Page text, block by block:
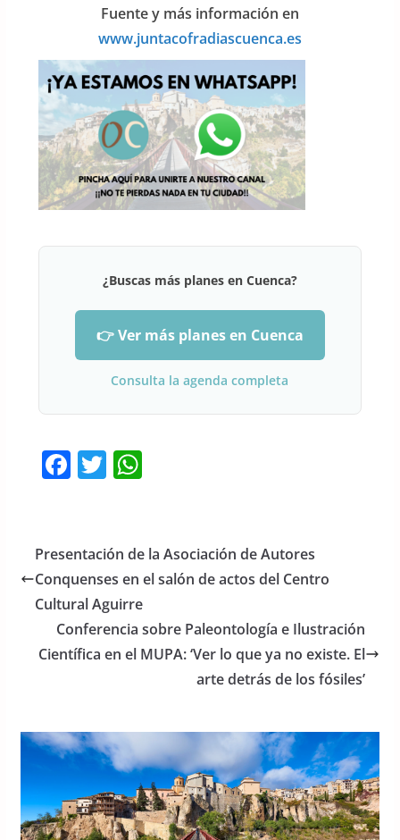
Fuente y más información en
www.juntacofradiascuenca.es
¿Buscas más planes en Cuenca?
👉 Ver más planes en Cuenca
Consulta la agenda completa
F
e
b
o
o
k
T
er
W
s
A
p
p
Presentación de la Asociación de Autores
Conquenses en el salón de actos del Centro
Cultural Aguirre
Conferencia sobre Paleontología e Ilustración
Científica en el MUPA: ‘Ver lo que ya no existe. El
arte detrás de los fósiles’